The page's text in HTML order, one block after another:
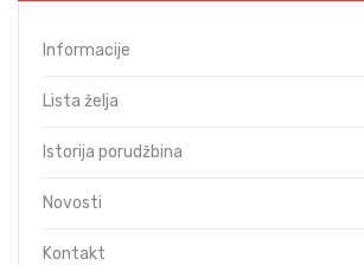
Informacije
Lista želja
Istorija porudžbina
Novosti
Kontakt